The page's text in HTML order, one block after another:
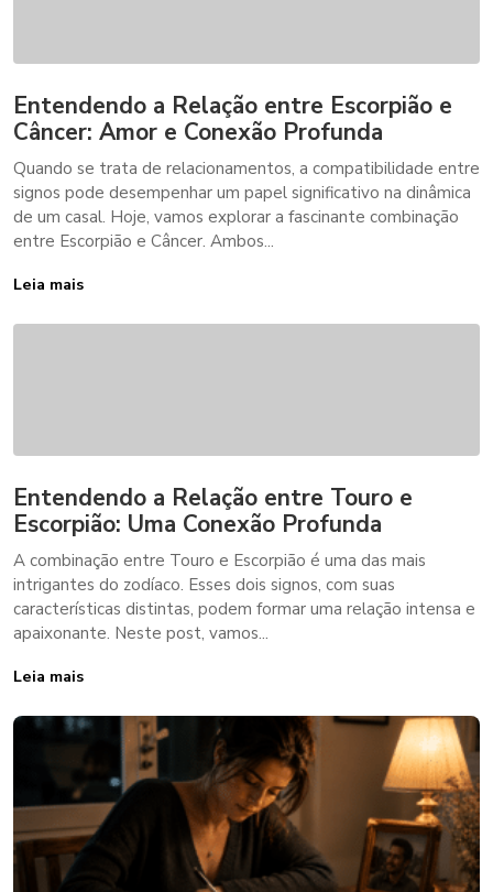
Entendendo a Relação entre Escorpião e
Câncer: Amor e Conexão Profunda
Quando se trata de relacionamentos, a compatibilidade entre
signos pode desempenhar um papel significativo na dinâmica
de um casal. Hoje, vamos explorar a fascinante combinação
entre Escorpião e Câncer. Ambos...
Leia mais
Entendendo a Relação entre Touro e
Escorpião: Uma Conexão Profunda
A combinação entre Touro e Escorpião é uma das mais
intrigantes do zodíaco. Esses dois signos, com suas
características distintas, podem formar uma relação intensa e
apaixonante. Neste post, vamos...
Leia mais